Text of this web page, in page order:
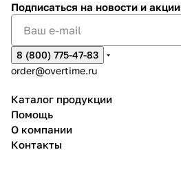
Подписаться на новости и акции
8 (800) 775-47-83
order@overtime.ru
Каталог продукции
Помощь
О компании
Контакты